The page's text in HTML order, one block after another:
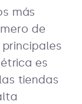
más
de
principales
es
tiendas